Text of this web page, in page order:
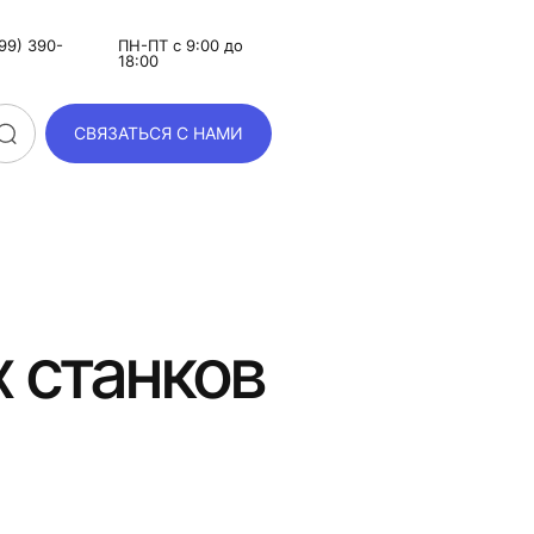
390-
ПН-ПТ с 9:00 до
18:00
СВЯЗАТЬСЯ С НАМИ